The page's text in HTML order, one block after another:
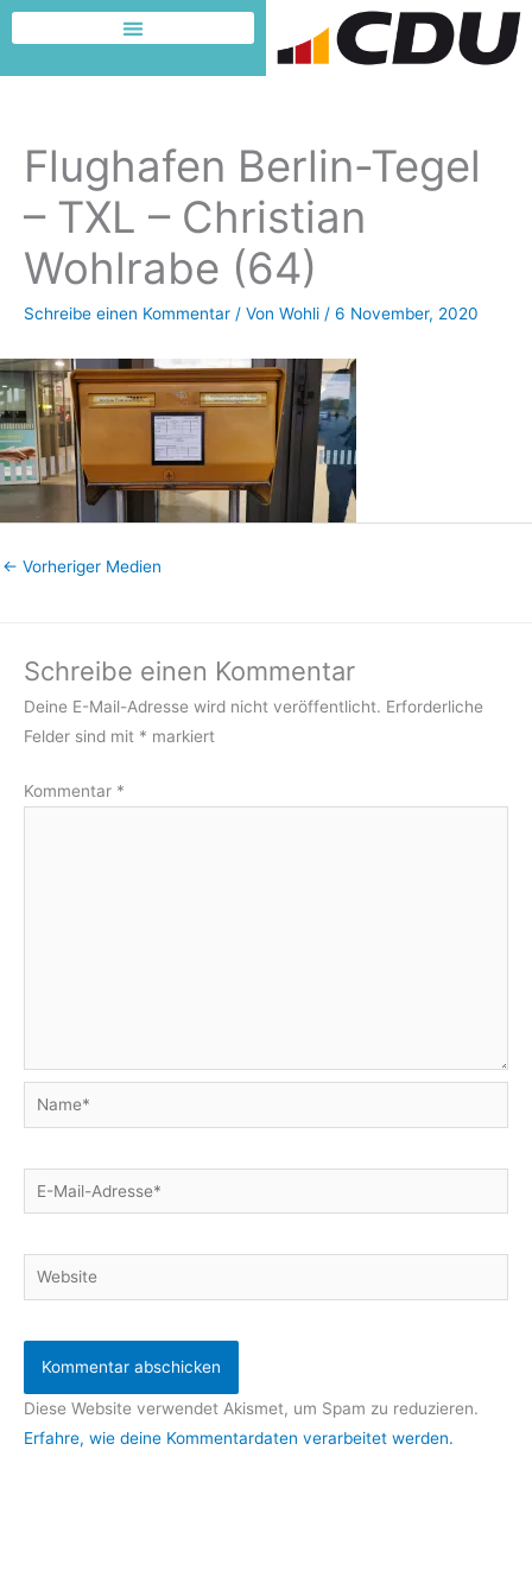
Zum
Inhalt
springen
Flughafen Berlin-Tegel
– TXL – Christian
Wohlrabe (64)
Schreibe einen Kommentar / Von Wohli / 6 November, 2020
← Vorheriger Medien
Schreibe einen Kommentar
Deine E-Mail-Adresse wird nicht veröffentlicht. Erforderliche
Felder sind mit * markiert
Kommentar *
Name*
E-
Mail-
Website
Diese Website verwendet Akismet, um Spam zu reduzieren.
Erfahre, wie deine Kommentardaten verarbeitet werden.